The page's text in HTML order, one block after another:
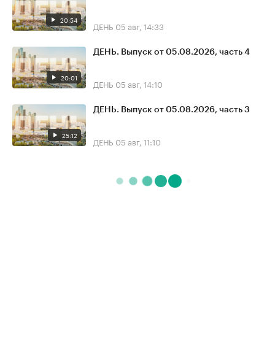
20:54 ДЕНЬ 05 авг, 14:33
20:01
ДЕНЬ. Выпуск от 05.08.2026, часть 4
ДЕНЬ 05 авг, 14:10
25:12
ДЕНЬ. Выпуск от 05.08.2026, часть 3
ДЕНЬ 05 авг, 11:10